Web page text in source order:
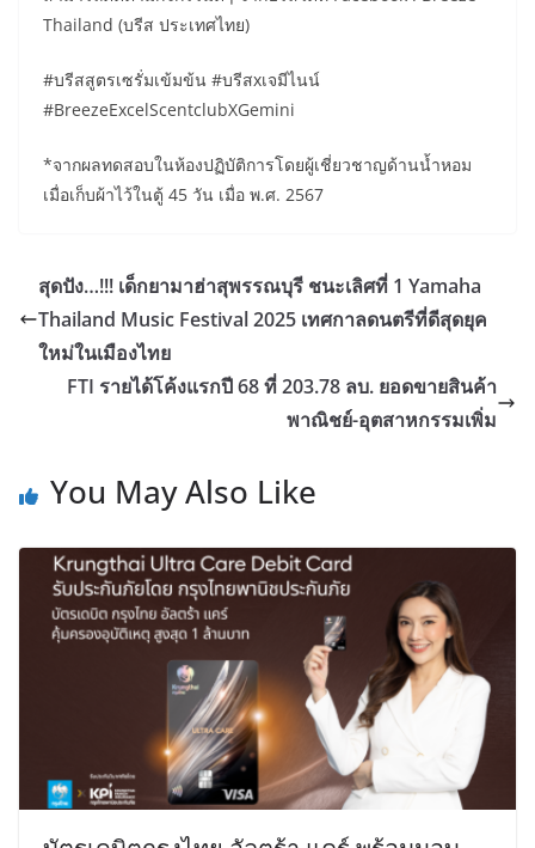
Thailand (บรีส ประเทศไทย)
#บรีสสูตรเซรั่มเข้มข้น #บรีสxเจมีไนน์
#BreezeExcelScentclubXGemini
*จากผลทดสอบในห้องปฏิบัติการโดยผู้เชี่ยวชาญด้านน้ำหอม
เมื่อเก็บผ้าไว้ในตู้ 45 วัน เมื่อ พ.ศ. 2567
สุดปัง…!!! เด็กยามาฮ่าสุพรรณบุรี ชนะเลิศที่ 1 Yamaha
Thailand Music Festival 2025 เทศกาลดนตรีที่ดีสุดยุค
ใหม่ในเมืองไทย
FTI รายได้โค้งแรกปี 68 ที่ 203.78 ลบ. ยอดขายสินค้า
พาณิชย์-อุตสาหกรรมเพิ่ม
You May Also Like